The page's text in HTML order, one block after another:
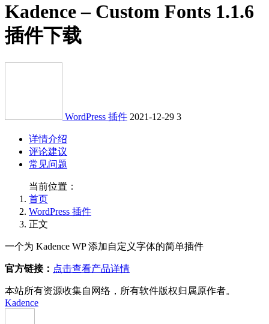
Kadence – Custom Fonts 1.1.6
插件下载
WordPress 插件 2021-12-29 3
详情介绍
评论建议
常见问题
当前位置：
首页
WordPress 插件
正文
一个为 Kadence WP 添加自定义字体的简单插件
官方链接： 点击查看产品详情
本站所有资源收集自网络，所有软件版权归属原作者。
Kadence